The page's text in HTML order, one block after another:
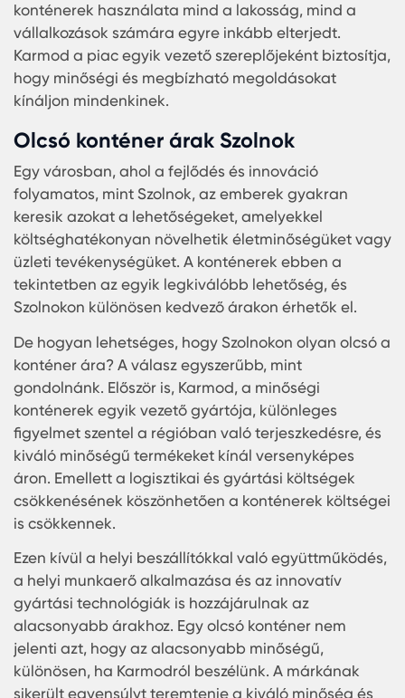
Konténer üzlet: Gondolt már arra, hogy
használjon boltként? Egyre többen
a kreatív és költséghatékony megoldást.
Őrkonténer: A biztonság mindenekelőtt! Az
rendezvények vagy más nagy események
Szolnok városa egyre dinamikusabbá válik, és a
konténerek használata mind a lakosság, mind a
vállalkozások számára egyre inkább elterjedt.
Karmod a piac egyik vezető szereplőjeként
hogy minőségi és megbízható megoldásokat
kínáljon mindenkinek.
Olcsó konténer árak Szolnok
Egy városban, ahol a fejlődés és innováció
folyamatos, mint Szolnok, az emberek gyakran
keresik azokat a lehetőségeket, amelyekkel
költséghatékonyan növelhetik életminőségüket
üzleti tevékenységüket. A konténerek ebben a
tekintetben az egyik legkiválóbb lehetőség, és
De hogyan lehetséges, hogy Szolnokon olyan
konténer ára? A válasz egyszerűbb, mint
gondolnánk. Először is, Karmod, a minőségi
konténerek egyik vezető gyártója, különleges
figyelmet szentel a régióban való terjeszkedésre,